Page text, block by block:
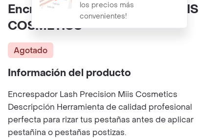
los precios más
convenientes!
Encrespador Lash Precision MIIS
COSMETICS
Agotado
Información del producto
Encrespador Lash Precision Miis Cosmetics
Descripción Herramienta de calidad profesional
perfecta para rizar tus pestañas antes de aplicar
pestañina o pestañas postizas.